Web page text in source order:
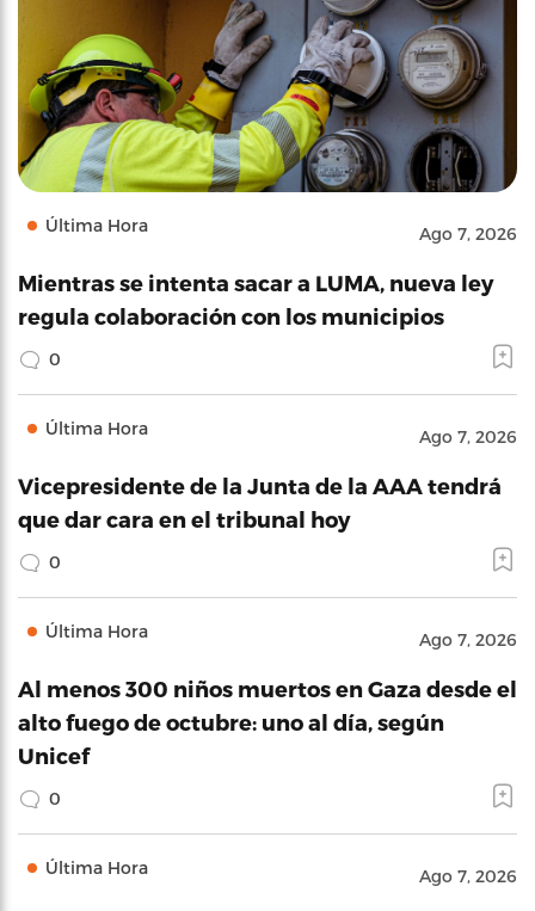
Última Hora Ago 7, 2026
Mientras se intenta sacar a LUMA, nueva ley
regula colaboración con los municipios
0
Última Hora Ago 7, 2026
Vicepresidente de la Junta de la AAA tendrá
que dar cara en el tribunal hoy
0
Última Hora Ago 7, 2026
Al menos 300 niños muertos en Gaza desde el
alto fuego de octubre: uno al día, según
Unicef
0
Última Hora Ago 7, 2026